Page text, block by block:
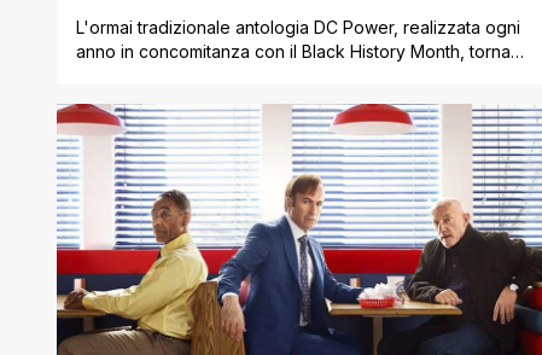
L'ormai tradizionale antologia DC Power, realizzata ogni
anno in concomitanza con il Black History Month, torna il
Company. Questo one-shot di 32 pagine celebra i
supereroi e i narratori neri della DC e apre la strada a
The Power Company: Recharged, un nuovo one-shot
[']